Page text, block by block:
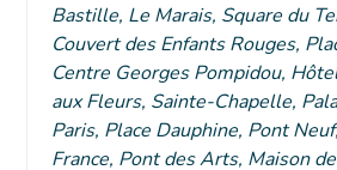
Bastille, Le Marais, Square du
Couvert des Enfants Rouges,
Centre Georges Pompidou,
aux Fleurs, Sainte-Chapelle,
Paris, Place Dauphine, Pont
France, Pont des Arts, Maison